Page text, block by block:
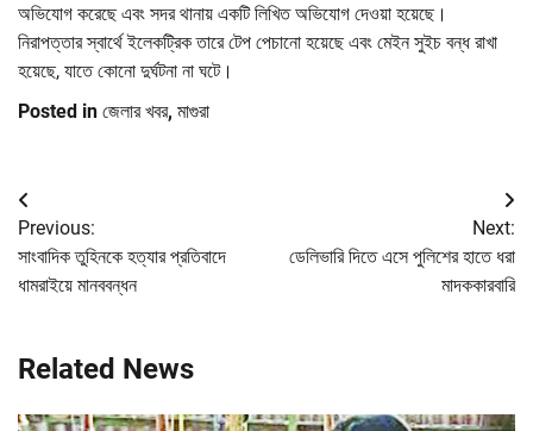
অভিযোগ করেছে এবং সদর থানায় একটি লিখিত অভিযোগ দেওয়া হয়েছে।
নিরাপত্তার স্বার্থে ইলেকট্রিক তারে টেপ পেচানো হয়েছে এবং মেইন সুইচ বন্ধ রাখা
হয়েছে, যাতে কোনো দুর্ঘটনা না ঘটে।
Posted in জেলার খবর, মাগুরা
Post
navigation
Previous:
সাংবাদিক তুহিনকে হত্যার প্রতিবাদে
ধামরাইয়ে মানববন্ধন
Next:
ডেলিভারি দিতে এসে পুলিশের হাতে ধরা
মাদককারবারি
Related News